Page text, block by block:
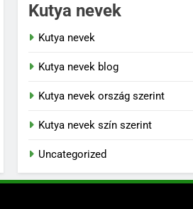
Kutya nevek
Kutya nevek
Kutya nevek blog
Kutya nevek ország szerint
Kutya nevek szín szerint
Uncategorized